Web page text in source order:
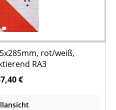
rot/weiß,
RA3
€